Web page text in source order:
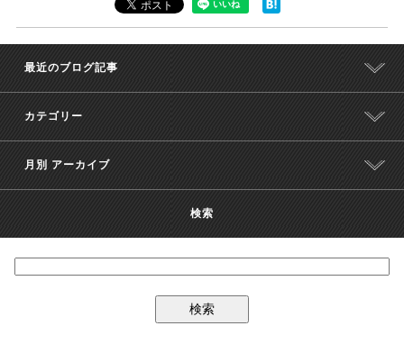
最近のブログ記事
カテゴリー
月別 アーカイブ
検索